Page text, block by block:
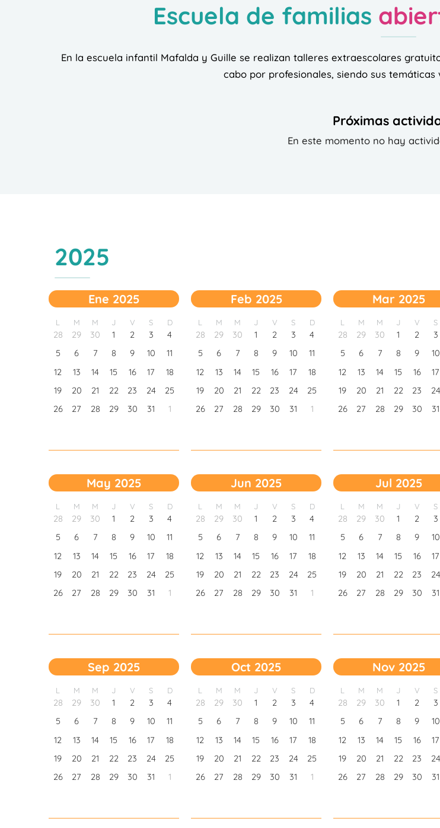
Escuela de familias
En la escuela infantil Mafalda y Guille se realizan talleres extraescolares
cabo por profesionales, siendo sus
Próximas
En este momento no hay
2025
Ene 2025
L M M J V S D
28 29 30 1 2 3
4
5
6 7 8 9 10
11
12
13 14 15 16 17
18
19
20 21 22 23 24
25
26
27 28 29 30 31 1
Feb 2025
L M M J V S D
28 29 30 1 2 3
4
5
6 7 8 9 10
11
12
13 14 15 16 17
18
19
20 21 22 23 24
25
26
27 28 29 30 31 1
Mar 2025
L M M J V S
28 29 30 1 2 3
5
6 7 8 9 10
12
13 14 15 16 17
19
20 21 22 23 24
26
27 28 29 30 31
May 2025
L M M J V S D
28 29 30 1 2 3
4
5
6 7 8 9 10
11
12
13 14 15 16 17
18
19
20 21 22 23 24
25
26
27 28 29 30 31 1
Jun 2025
L M M J V S D
28 29 30 1 2 3
4
5
6 7 8 9 10
11
12
13 14 15 16 17
18
19
20 21 22 23 24
25
26
27 28 29 30 31 1
Jul 2025
L M M J V S
28 29 30 1 2 3
5
6 7 8 9 10
12
13 14 15 16 17
19
20 21 22 23 24
26
27 28 29 30 31
Sep 2025
L M M J V S D
28 29 30 1 2 3
4
5
6 7 8 9 10
11
12
13 14 15 16 17
18
19
20 21 22 23 24
25
26
27 28 29 30 31 1
Oct 2025
L M M J V S D
28 29 30 1 2 3
4
5
6 7 8 9 10
11
12
13 14 15 16 17
18
19
20 21 22 23 24
25
26
27 28 29 30 31 1
Nov 2025
L M M J V S
28 29 30 1 2 3
5
6 7 8 9 10
12
13 14 15 16 17
19
20 21 22 23 24
26
27 28 29 30 31